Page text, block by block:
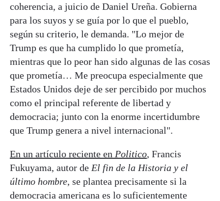
coherencia, a juicio de Daniel Ureña. Gobierna
para los suyos y se guía por lo que el pueblo,
según su criterio, le demanda. "Lo mejor de
Trump es que ha cumplido lo que prometía,
mientras que lo peor han sido algunas de las cosas
que prometía… Me preocupa especialmente que
Estados Unidos deje de ser percibido por muchos
como el principal referente de libertad y
democracia; junto con la enorme incertidumbre
que Trump genera a nivel internacional".
En un artículo reciente en Politico, Francis
Fukuyama, autor de El fin de la Historia y el
último hombre, se plantea precisamente si la
democracia americana es lo suficientemente